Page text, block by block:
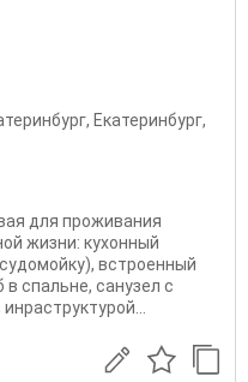
, Екатеринбург,
для проживания
жизни: кухонный
встроенный
спальне, санузел с